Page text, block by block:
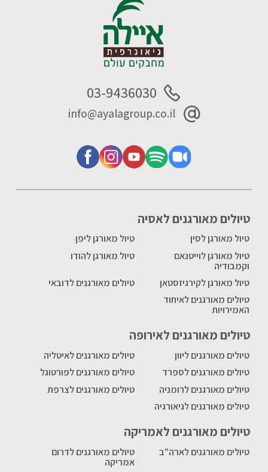
טיולים מאורגנים לאסיה
טיול מאורגן לסין
טיול מאורגן ליפן
טיול מאורגן לוייטנאם
וקמבודיה
טיול מאורגן להודו
טיול מאורגן לקירגיזסטאן
טיולים מאורגנים לדובאי
טיולים מאורגנים לאיחוד
האמירויות
טיולים מאורגנים לאירופה
טיולים מאורגנים ליוון
טיולים מאורגנים לאיטליה
טיולים מאורגנים לספרד
טיולים מאורגנים לפורטוגל
טיולים מאורגנים לרומניה
טיולים מאורגנים לצרפת
טיולים מאורגנים לגיאורגיה
טיולים מאורגנים לאמריקה
טיולים מאורגנים לארה"ב
טיולים מאורגנים לדרום
אמריקה
03-9436030
info@ayalagroup.co.il